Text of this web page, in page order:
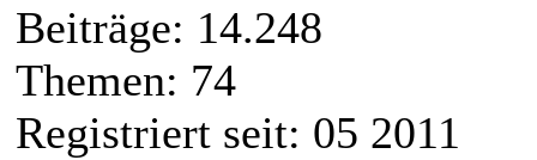
Beiträge: 14.248
Themen: 74
Registriert seit: 05 2011